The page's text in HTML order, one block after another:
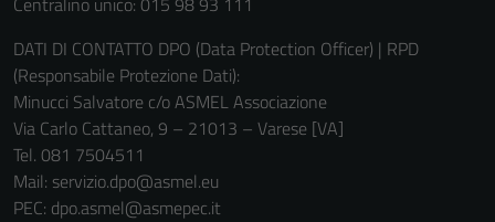
DATI DI CONTATTO DPO (Data Protection Officer) | RPD
(Responsabile Protezione Dati):
Minucci Salvatore c/o ASMEL Associazione
Via Carlo Cattaneo, 9 – 21013 – Varese [VA]
Tel. 081 7504511
Mail: servizio.dpo@asmel.eu
PEC: dpo.asmel@asmepec.it